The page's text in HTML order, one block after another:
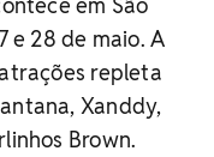
e 28 de maio. A
repleta
Xanddy,
Brown.